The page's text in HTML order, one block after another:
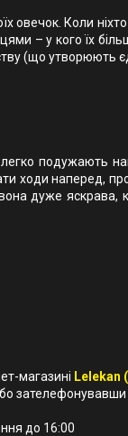
Коли
– у кого їх
(що утворюють
подужають
ходи наперед,
дуже
магазині Lelekan
до 16:00